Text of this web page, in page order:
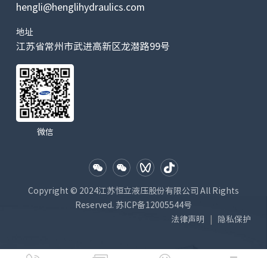
hengli@henglihydraulics.com
地址
江苏省常州市武进高新区龙潜路99号
微信
Copyright © 2024江苏恒立液压股份有限公司 All Rights
Reserved. 苏ICP备12005544号
法律声明
隐私保护